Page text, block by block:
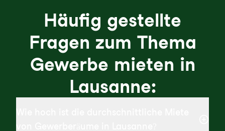
Häufig gestellte
Fragen zum Thema
Gewerbe mieten in
Lausanne: